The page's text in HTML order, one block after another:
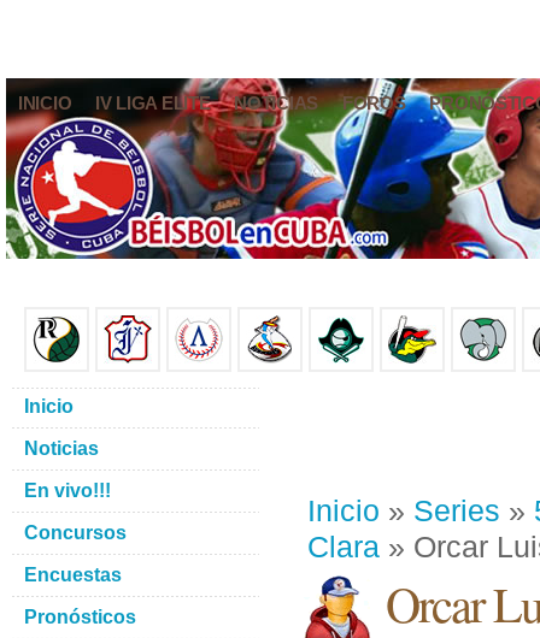
INICIO IV LIGA ELITE NOTICIAS FOROS
Inicio » Series »
Clara » Orcar
Orcar
Inicio
Noticias
En vivo!!!
Concursos
Encuestas
Pronósticos